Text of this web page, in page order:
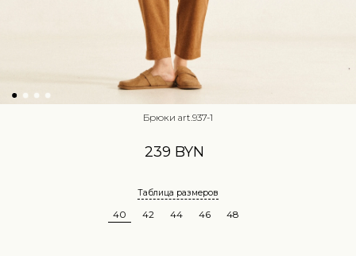
Брюки art.937-1
239 BYN
Таблица размеров
40 42 44 46 48